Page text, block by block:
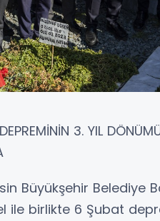
3. YIL
Büyükşehir Belediye
ile birlikte 6 Şubat